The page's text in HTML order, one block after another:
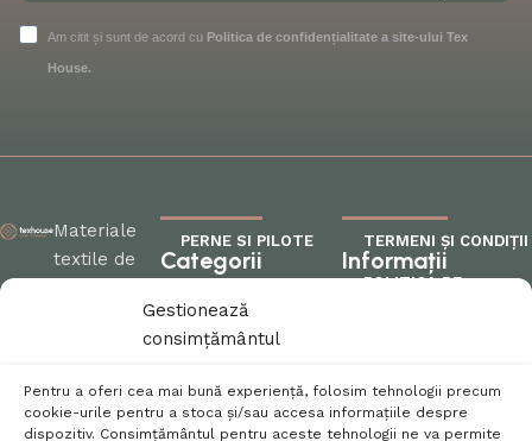
Gestionează
consimțământul
Pentru a oferi cea mai bună experiență, folosim tehnologii precum
cookie-urile pentru a stoca și/sau accesa informațiile despre
dispozitiv. Consimțământul pentru aceste tehnologii ne va permite
Am citit și sunt de acord cu Politica de confidențialitate a site-ului Tex
House.
Materiale
textile de
fiecare colț
tale!
Categorii
PERNE SI PILOTE
MATERIALE
TEXTILE
PENTRU COPII
Informații
TERMENI ȘI CONDIȚII
POLITICA DE
POLITICA COOKIES